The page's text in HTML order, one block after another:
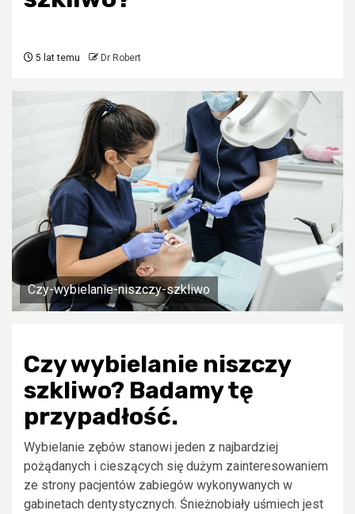
5 lat temu Dr Robert
Czy-wybielanie-niszczy-szkliwo
Czy wybielanie niszczy
szkliwo? Badamy tę
przypadłość.
Wybielanie zębów stanowi jeden z najbardziej
pożądanych i cieszących się dużym zainteresowaniem
ze strony pacjentów zabiegów wykonywanych w
gabinetach dentystycznych. Śnieżnobiały uśmiech jest